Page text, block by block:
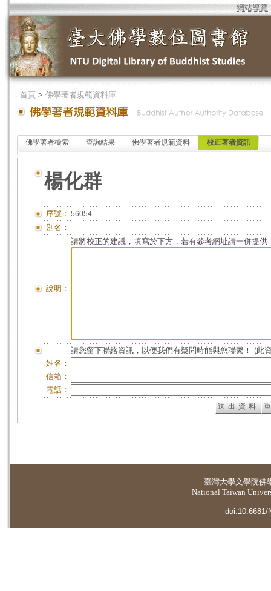
網站導覽
． 首頁 > 佛學著者規範資料庫
佛學著者檢索 查詢結果 佛學著者規範資料 校正著者資訊
楊化群
序號： 56054
別名：
說明：
請將校正的建議，填寫於下方，若有參考網址請一併提供
請您留下聯絡資訊，以便我們有疑問時能與您聯繫！ (此
姓名：
信箱：
電話：
臺灣大學文學院佛
National Taiwan
doi:10.6681/